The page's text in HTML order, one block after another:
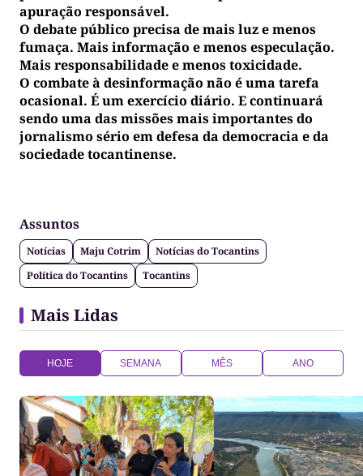
apuração responsável.
O debate público precisa de mais luz e menos
fumaça. Mais informação e menos especulação.
Mais responsabilidade e menos toxicidade.
O combate à desinformação não é uma tarefa
ocasional. É um exercício diário. E continuará
sendo uma das missões mais importantes do
jornalismo sério em defesa da democracia e da
sociedade tocantinense.
Assuntos
Notícias Maju Cotrim
Notícias do Tocantins
Política do Tocantins
Tocantins
Mais Lidas
HOJE SEMANA MÊS ANO